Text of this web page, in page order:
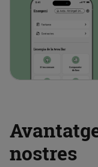
nostres